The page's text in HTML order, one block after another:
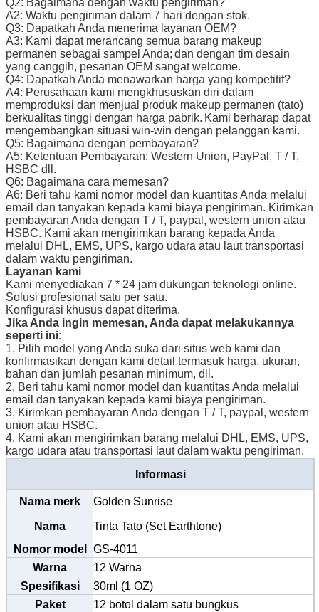
A2: Waktu pengiriman dalam 7 hari dengan stok.
Q3: Dapatkah Anda menerima layanan OEM?
A3: Kami dapat merancang semua barang makeup
permanen sebagai sampel Anda; dan dengan tim desain
yang canggih, pesanan OEM sangat welcome.
Q4: Dapatkah Anda menawarkan harga yang kompetitif?
A4: Perusahaan kami mengkhususkan diri dalam
memproduksi dan menjual produk makeup permanen (tato)
berkualitas tinggi dengan harga pabrik. Kami berharap dapat
mengembangkan situasi win-win dengan pelanggan kami.
Q5: Bagaimana dengan pembayaran?
A5: Ketentuan Pembayaran: Western Union, PayPal, T / T,
HSBC dll.
Q6: Bagaimana cara memesan?
A6: Beri tahu kami nomor model dan kuantitas Anda melalui
email dan tanyakan kepada kami biaya pengiriman. Kirimkan
pembayaran Anda dengan T / T, paypal, western union atau
HSBC. Kami akan mengirimkan barang kepada Anda
melalui DHL, EMS, UPS, kargo udara atau laut transportasi
dalam waktu pengiriman.
Layanan kami
Kami menyediakan 7 * 24 jam dukungan teknologi online.
Solusi profesional satu per satu.
Konfigurasi khusus dapat diterima.
Jika Anda ingin memesan, Anda dapat melakukannya
seperti ini:
1, Pilih model yang Anda suka dari situs web kami dan
konfirmasikan dengan kami detail termasuk harga, ukuran,
bahan dan jumlah pesanan minimum, dll.
2, Beri tahu kami nomor model dan kuantitas Anda melalui
email dan tanyakan kepada kami biaya pengiriman.
3, Kirimkan pembayaran Anda dengan T / T, paypal, western
union atau HSBC.
4, Kami akan mengirimkan barang melalui DHL, EMS, UPS,
kargo udara atau transportasi laut dalam waktu pengiriman.
Informasi
Nama merk Golden Sunrise
Nama
Tinta Tato (Set Earthtone)
Nomor model
GS-4011
Warna
12 Warna
Spesifikasi
30ml (1 OZ)
Paket
12 botol dalam satu bungkus